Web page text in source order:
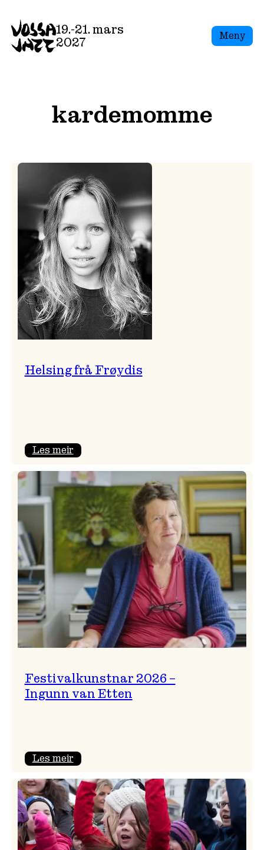
to
content
19.-21. mars
2027
Meny
kardemomme
Helsing frå Frøydis
Les meir:
frå
Frøydis
Festivalkunstnar 2026 –
Ingunn van Etten
Les meir:
2026
–
Ingunn van Etten